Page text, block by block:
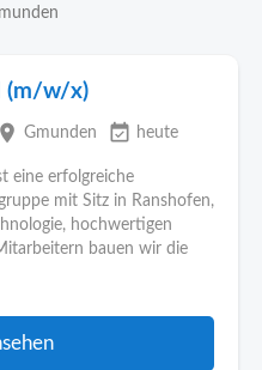
(m/w/x)
place Gmunden event_available heute
eine erfolgreiche
mit Sitz in Ranshofen,
hochwertigen
bauen wir die